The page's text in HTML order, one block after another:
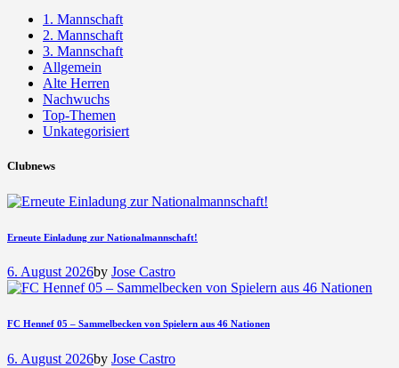
1. Mannschaft
2. Mannschaft
3. Mannschaft
Allgemein
Alte Herren
Nachwuchs
Top-Themen
Unkategorisiert
Clubnews
Erneute Einladung zur Nationalmannschaft!
6. August 2026by Jose Castro
FC Hennef 05 – Sammelbecken von Spielern aus 46 Nationen
6. August 2026by Jose Castro